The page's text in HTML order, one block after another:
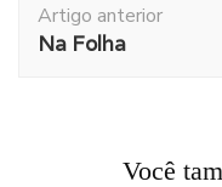
de
post
Artigo anterior
Na Folha
Você